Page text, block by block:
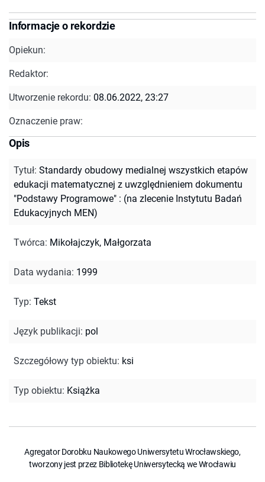
Informacje o rekordzie
Opiekun:
Redaktor:
Utworzenie rekordu: 08.06.2022, 23:27
Oznaczenie praw:
Opis
Tytuł: Standardy obudowy medialnej wszystkich etapów
edukacji matematycznej z uwzględnieniem dokumentu
"Podstawy Programowe" : (na zlecenie Instytutu Badań
Edukacyjnych MEN)
Twórca: Mikołajczyk, Małgorzata
Data wydania: 1999
Typ: Tekst
Język publikacji: pol
Szczegółowy typ obiektu: ksi
Typ obiektu: Książka
Agregator Dorobku Naukowego Uniwersytetu Wrocławskiego,
tworzony jest przez Bibliotekę Uniwersytecką we Wrocławiu